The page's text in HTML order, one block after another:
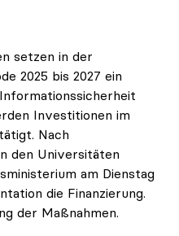
setzen in der
2025 bis 2027 ein
Investitionen im
Nach
den Universitäten
am Dienstag
die Finanzierung.
der Maßnahmen.